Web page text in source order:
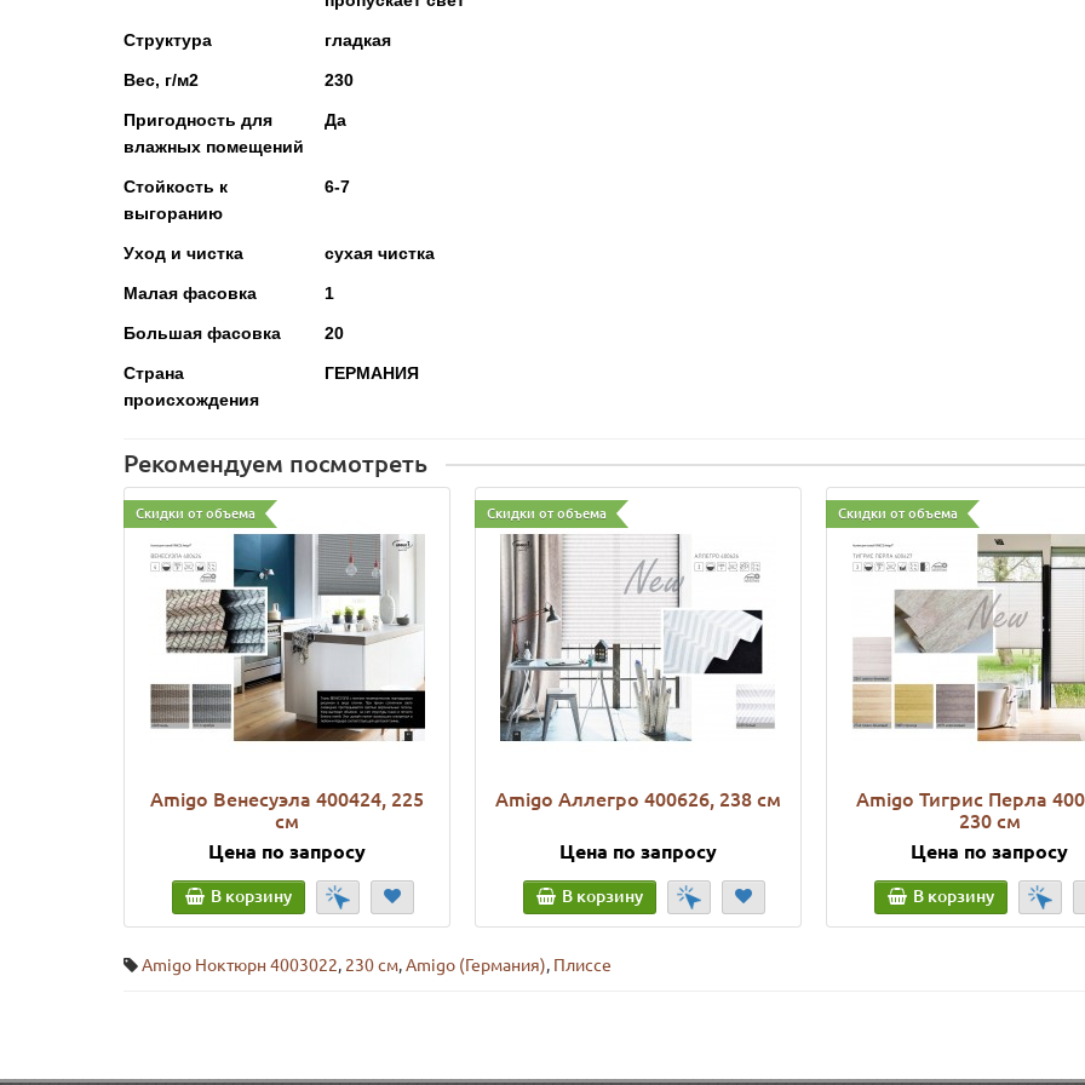
Структура гладкая
Вес, г/м2 230
Пригодность для
влажных помещений
Да
Стойкость к
выгоранию
6-7
Уход и чистка сухая чистка
Малая фасовка 1
Большая фасовка 20
Страна
происхождения
ГЕРМАНИЯ
Рекомендуем посмотреть
Скидки от объема
Amigo Венесуэла 400424, 225
см
Цена по запросу
В корзину
Скидки от объема
Amigo Аллегро 400626, 238 см
Цена по запросу
В корзину
Скидки от объема
Amigo Тигрис Перла
230 см
Цена по запросу
В корзину
Amigo Ноктюрн 4003022, 230 см,Amigo (Германия), Плиссе